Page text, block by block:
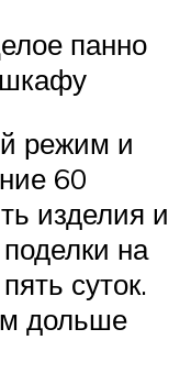
панно
режим и
60
изделия и
на
суток.
дольше